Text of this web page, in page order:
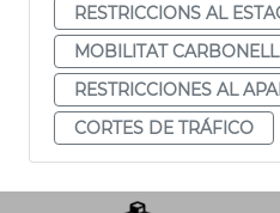
RESTRICCIONS AL
MOBILITAT CARBONELL
RESTRICCIONES AL
CORTES DE TRÁFICO